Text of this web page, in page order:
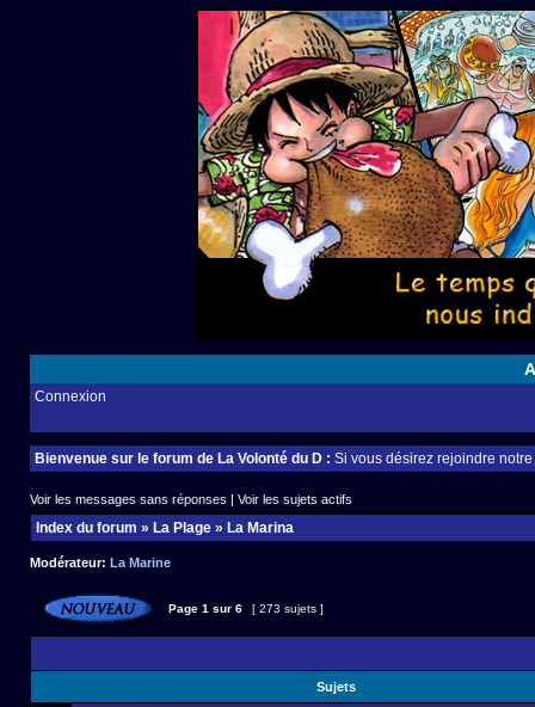
Connexion
Bienvenue sur le forum de La Volonté du D : Si vous désirez rejoindre
Voir les messages sans réponses | Voir les sujets actifs
Index du forum » La Plage » La Marina
Modérateur: La Marine
Page 1 sur 6 [ 273 sujets ]
Sujets